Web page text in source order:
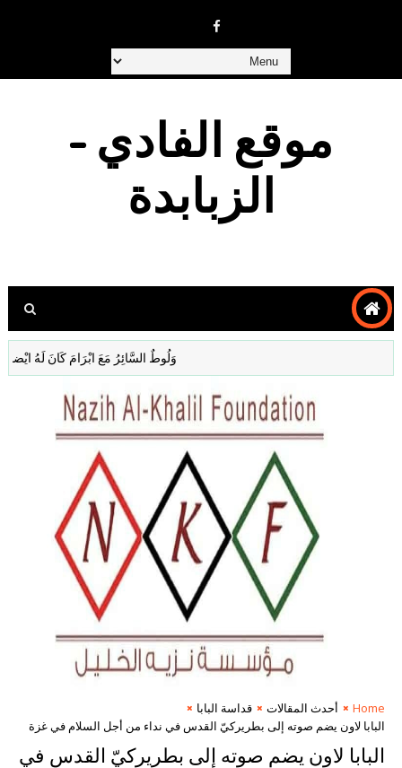
موقع الفادي -
الزبابدة
وَلُوطٌ السَّائِرُ مَعَ ابْرَامَ كَانَ لَهُ ايْضا غَنَمٌ وَبَقَرٌ
Home أحدث المقالات
قداسة البابا
البابا لاون يضم صوته إلى بطريركيّ القدس في نداء من أجل السلام في غزة
البابا لاون يضم صوته إلى بطريركيّ القدس في